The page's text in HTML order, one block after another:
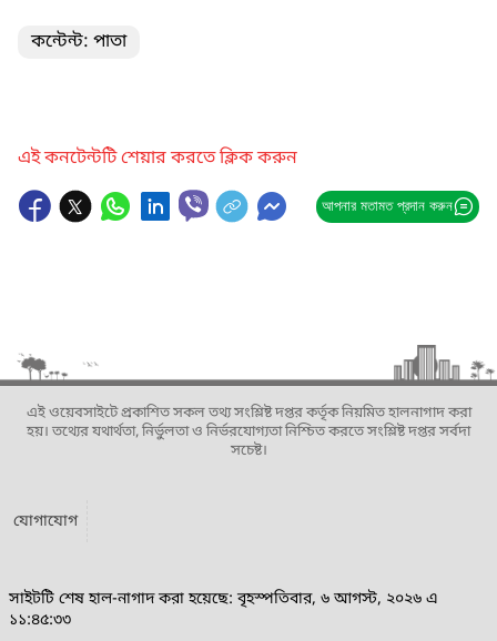
কন্টেন্ট: পাতা
এই কনটেন্টটি শেয়ার করতে ক্লিক করুন
আপনার মতামত প্রদান করুন
এই ওয়েবসাইটে প্রকাশিত সকল তথ্য সংশ্লিষ্ট দপ্তর কর্তৃক নিয়মিত হালনাগাদ করা
হয়। তথ্যের যথার্থতা, নির্ভুলতা ও নির্ভরযোগ্যতা নিশ্চিত করতে সংশ্লিষ্ট দপ্তর সর্বদা
সচেষ্ট।
যোগাযোগ
সাইটটি শেষ হাল-নাগাদ করা হয়েছে: বৃহস্পতিবার, ৬ আগস্ট, ২০২৬ এ
১১:৪৫:৩৩